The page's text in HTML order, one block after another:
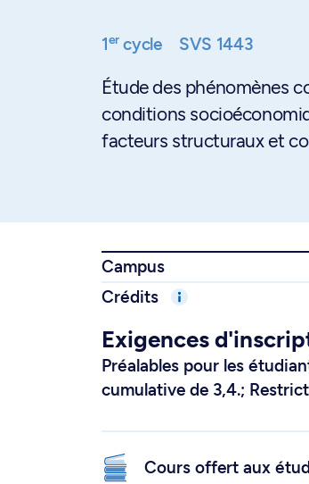
1ercycle SVS 1443
Étude des phénomènes
conditions
facteurs structuraux et
Campus
Crédits
Exigences
Préalables pour les
cumulative de 3,4.;
Cours offert aux